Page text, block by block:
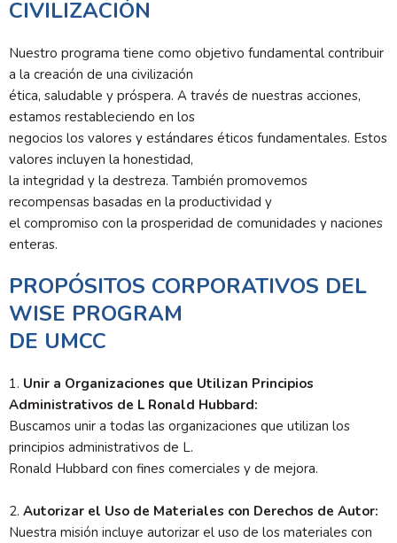
CIVILIZACIÓN
Nuestro programa tiene como objetivo fundamental contribuir
a la creación de una civilización
ética, saludable y próspera. A través de nuestras acciones,
estamos restableciendo en los
negocios los valores y estándares éticos fundamentales. Estos
valores incluyen la honestidad,
la integridad y la destreza. También promovemos
recompensas basadas en la productividad y
el compromiso con la prosperidad de comunidades y naciones
enteras.
PROPÓSITOS CORPORATIVOS DEL
WISE PROGRAM
DE UMCC
1. Unir a Organizaciones que Utilizan Principios
Administrativos de L Ronald Hubbard:
Buscamos unir a todas las organizaciones que utilizan los
principios administrativos de L.
Ronald Hubbard con fines comerciales y de mejora.
2. Autorizar el Uso de Materiales con Derechos de Autor:
Nuestra misión incluye autorizar el uso de los materiales con